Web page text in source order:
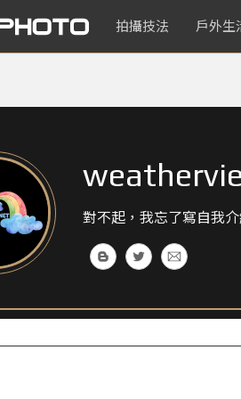
拍攝技法 戶外生
對不起，我忘了寫自我